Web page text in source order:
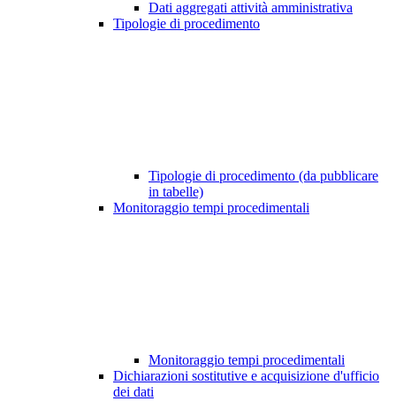
Dati aggregati attività amministrativa
Tipologie di procedimento
Tipologie di procedimento (da pubblicare
in tabelle)
Monitoraggio tempi procedimentali
Monitoraggio tempi procedimentali
Dichiarazioni sostitutive e acquisizione d'ufficio
dei dati